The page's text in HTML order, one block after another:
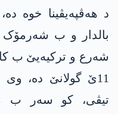
د ھەڤپەیڤینا خوە
بالدار و ب شەرمۆک
شەرع و ترکیەیێ ب
11ێ گولانێ دە،
تیڤی، کو سەر ب